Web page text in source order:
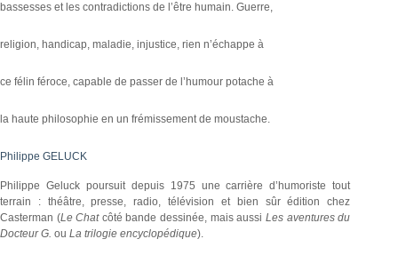
bassesses et les contradictions de l’être humain. Guerre,
religion, handicap, maladie, injustice, rien n’échappe à
ce félin féroce, capable de passer de l’humour potache à
la haute philosophie en un frémissement de moustache.
Philippe GELUCK
Philippe Geluck poursuit depuis 1975 une carrière d’humoriste tout
terrain : théâtre, presse, radio, télévision et bien sûr édition chez
Casterman (Le Chat côté bande dessinée, mais aussi Les aventures du
Docteur G. ou La trilogie encyclopédique).